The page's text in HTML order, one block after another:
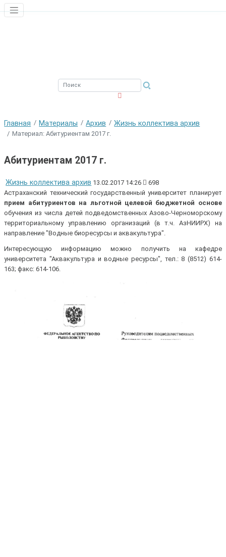
Главная Материалы Архив Жизнь коллектива архив
Материал: Абитуриентам 2017 г.
Абитуриентам 2017 г.
Жизнь коллектива архив 13.02.2017 14:26
698
Астраханский технический государственный университет планирует
прием абитуриентов на льготной целевой бюджетной основе
обучения из числа детей подведомственных Азово-Черноморскому
территориальному управлению организаций (в т.ч. АзНИИРХ) на
направление "Водные биоресурсы и аквакультура".
Интересующую информацию можно получить на кафедре
университета "Аквакультура и водные ресурсы", тел.: 8 (8512) 614-
163; факс: 614-106.